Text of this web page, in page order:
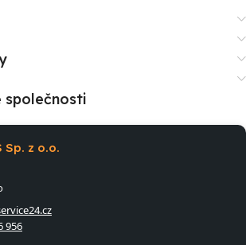
společnosti
Sp. z o.o.
956